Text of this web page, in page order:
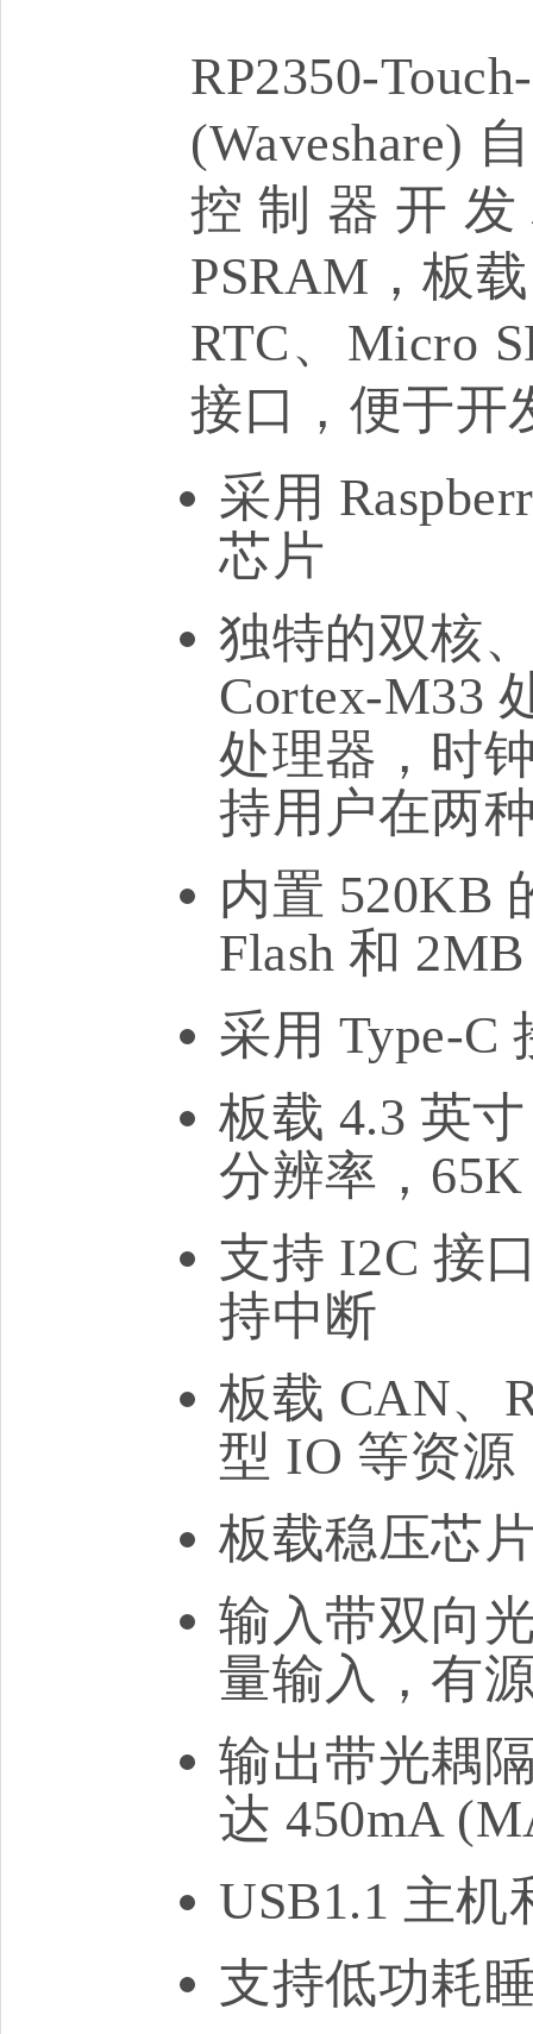
RP2350-
(Waveshare)
控制器开
PSRAM，板
RTC、Micro
接口，便于开
采用
芯片
独特的双核
Cortex-M33
处理器，时
持用户在两
内置 520KB
Flash 和
采用 Type-C
板载 4.3 英
分辨率，
支持 I2C 接
持中断
板载 CAN、
型 IO 等资源
板载稳压芯
输入带双向
量输入，有
输出带光耦
达 450mA
USB1.1 主
支持低功耗